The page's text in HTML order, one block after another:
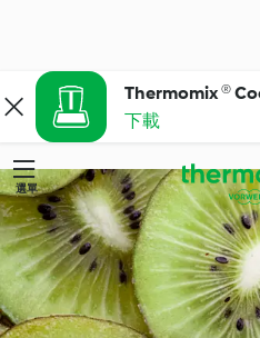
Thermomix ®
下載
選單